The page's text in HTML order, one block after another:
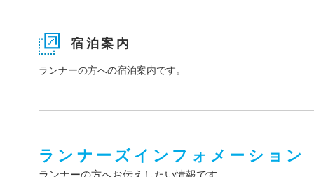
宿泊案内
ランナーの方への宿泊案内です。
ランナーズインフォメーション
ランナーの方へお伝えしたい情報です。